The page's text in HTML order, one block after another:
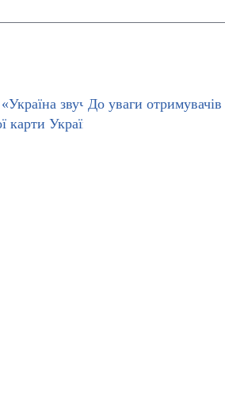
образу ветерана як
звучить»: дітей та молодь
карти України
До уваги